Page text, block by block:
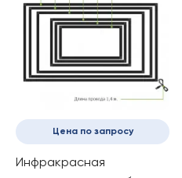
Цена по запросу
Инфракрасная